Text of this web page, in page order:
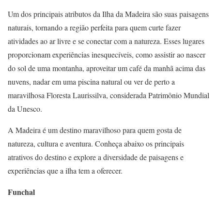
Um dos principais atributos da Ilha da Madeira são suas paisagens
naturais, tornando a região perfeita para quem curte fazer
atividades ao ar livre e se conectar com a natureza. Esses lugares
proporcionam experiências inesquecíveis, como assistir ao nascer
do sol de uma montanha, aproveitar um café da manhã acima das
nuvens, nadar em uma piscina natural ou ver de perto a
maravilhosa Floresta Laurissilva, considerada Patrimônio Mundial
da Unesco.
A Madeira é um destino maravilhoso para quem gosta de
natureza, cultura e aventura. Conheça abaixo os principais
atrativos do destino e explore a diversidade de paisagens e
experiências que a ilha tem a oferecer.
Funchal